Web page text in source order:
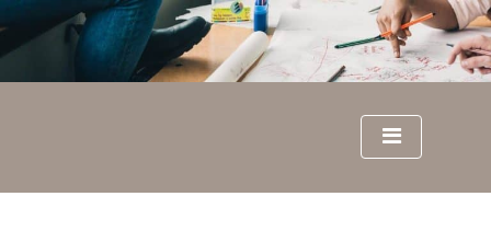
k
i
o